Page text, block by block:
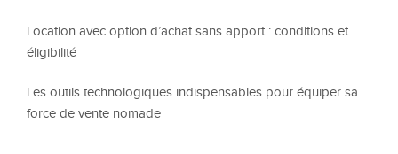
Location avec option d’achat sans apport : conditions et
éligibilité
Les outils technologiques indispensables pour équiper sa
force de vente nomade